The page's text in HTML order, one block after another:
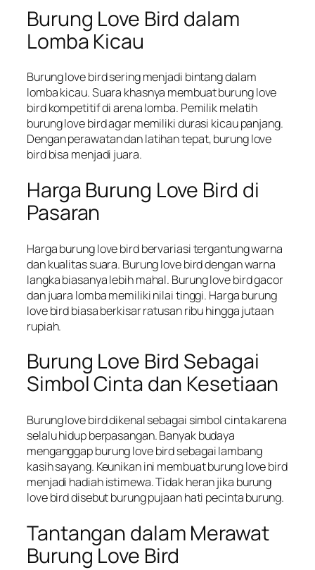
Burung Love Bird dalam
Lomba Kicau
Burung love bird sering menjadi bintang dalam
lomba kicau. Suara khasnya membuat burung love
bird kompetitif di arena lomba. Pemilik melatih
burung love bird agar memiliki durasi kicau panjang.
Dengan perawatan dan latihan tepat, burung love
bird bisa menjadi juara.
Harga Burung Love Bird di
Pasaran
Harga burung love bird bervariasi tergantung warna
dan kualitas suara. Burung love bird dengan warna
langka biasanya lebih mahal. Burung love bird gacor
dan juara lomba memiliki nilai tinggi. Harga burung
love bird biasa berkisar ratusan ribu hingga jutaan
rupiah.
Burung Love Bird Sebagai
Simbol Cinta dan Kesetiaan
Burung love bird dikenal sebagai simbol cinta karena
selalu hidup berpasangan. Banyak budaya
menganggap burung love bird sebagai lambang
kasih sayang. Keunikan ini membuat burung love bird
menjadi hadiah istimewa. Tidak heran jika burung
love bird disebut burung pujaan hati pecinta burung.
Tantangan dalam Merawat
Burung Love Bird